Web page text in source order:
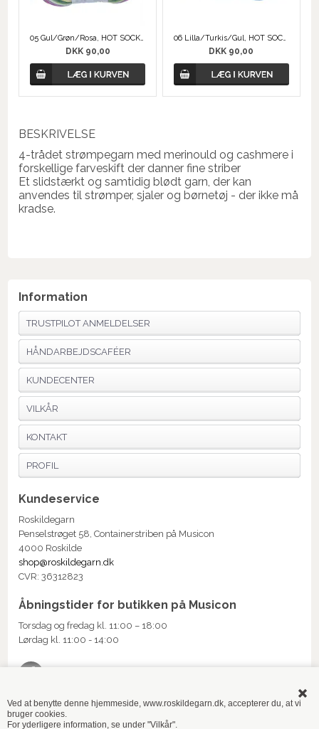
Ved at benytte denne hjemmeside, www.roskildegarn.dk, accepterer du, at vi
bruger cookies.
For yderligere information, se under "Vilkår".
DKK 90,00 DKK 90,00
BESKRIVELSE
4-trådet strømpegarn med merinould og cashmere i
forskellige farveskift der danner fine striber
Et slidstærkt og samtidig blødt garn, der kan
anvendes til strømper, sjaler og børnetøj - der ikke må
kradse.
Information
TRUSTPILOT ANMELDELSER
HÅNDARBEJDSCAFÉER
KUNDECENTER
VILKÅR
KONTAKT
PROFIL
Kundeservice
Roskildegarn
Penselstrøget 58, Containerstriben på Musicon
4000 Roskilde
shop@roskildegarn.dk
CVR: 36312823
Åbningstider for butikken på Musicon
Torsdag og fredag kl. 11:00 – 18:00
Lørdag kl. 11:00 - 14:00
TILMELD NYHEDSMAIL